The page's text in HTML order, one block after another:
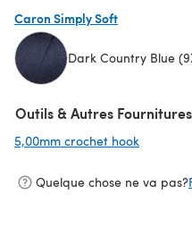
Caron Simply Soft
Dark Country Blue
Outils & Autres Fournitures
5,00mm crochet hook
Quelque chose ne va pas?